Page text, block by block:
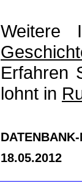
Weitere
Erfahren
lohnt in
18.05.2012